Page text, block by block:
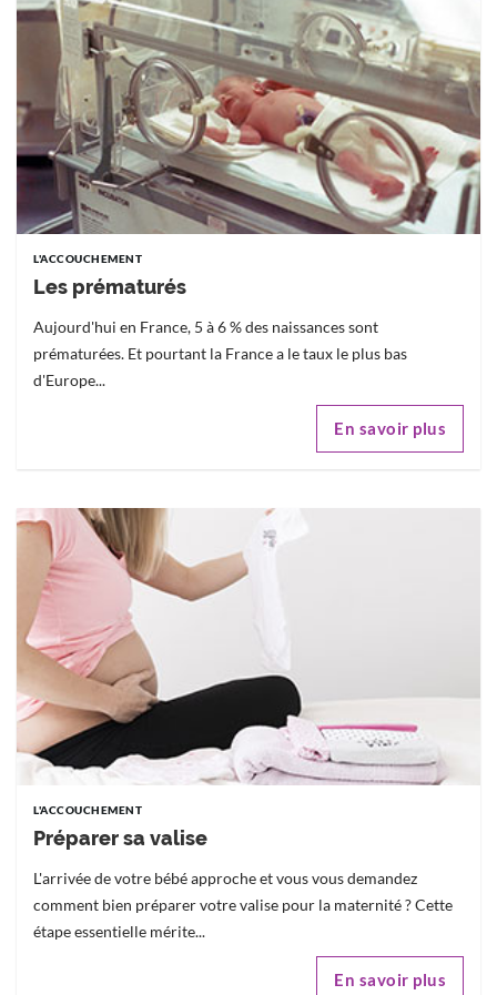
L'ACCOUCHEMENT
Les prématurés
Aujourd'hui en France, 5 à 6 % des naissances sont
prématurées. Et pourtant la France a le taux le plus bas
d'Europe...
En savoir plus
L'ACCOUCHEMENT
Préparer sa valise
L'arrivée de votre bébé approche et vous vous demandez
comment bien préparer votre valise pour la maternité ? Cette
étape essentielle mérite...
En savoir plus